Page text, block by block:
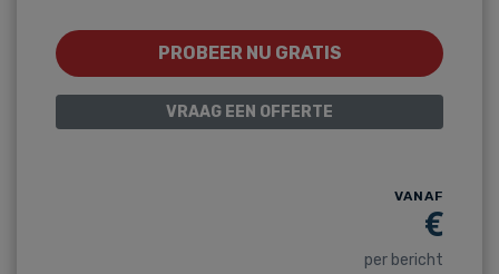
PROBEER NU GRATIS
VRAAG EEN OFFERTE
VANAF
€
per bericht